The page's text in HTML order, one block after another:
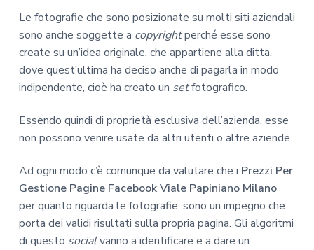
Le fotografie che sono posizionate su molti siti aziendali
sono anche soggette a copyrightperché esse sono
create su un’idea originale, che appartiene alla ditta,
dove quest’ultima ha deciso anche di pagarla in modo
indipendente, cioè ha creato un setfotografico.
Essendo quindi di proprietà esclusiva dell’azienda, esse
non possono venire usate da altri utenti o altre aziende.
Ad ogni modo c’è comunque da valutare che i Prezzi Per
Gestione Pagine Facebook Viale Papiniano Milano
per quanto riguarda le fotografie, sono un impegno che
porta dei validi risultati sulla propria pagina. Gli algoritmi
di questo socialvanno a identificare e a dare un